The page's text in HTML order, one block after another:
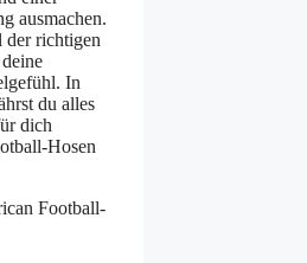
ausmachen.
der richtigen
In
du alles
dich
Hosen
Football-